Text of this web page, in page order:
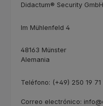
Didactum® Security GmbH
Im Mühlenfeld 4
48163 Münster
Alemania
Teléfono: (+49) 250 19
Correo electrónico: